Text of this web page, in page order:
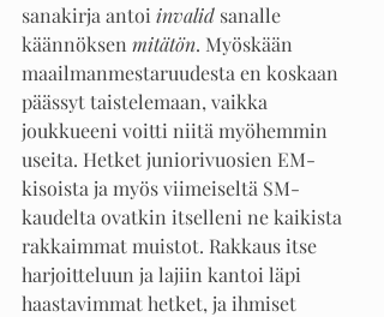
sanakirja antoi invalid sanalle
käännöksen mitätön. Myöskään
maailmanmestaruudesta en koskaan
päässyt taistelemaan, vaikka
joukkueeni voitti niitä myöhemmin
useita. Hetket juniorivuosien EM-
kisoista ja myös viimeiseltä SM-
kaudelta ovatkin itselleni ne kaikista
rakkaimmat muistot. Rakkaus itse
harjoitteluun ja lajiin kantoi läpi
haastavimmat hetket, ja ihmiset